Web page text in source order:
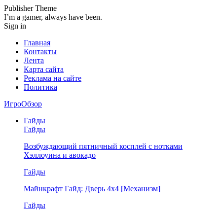
Publisher Theme
I’m a gamer, always have been.
Sign in
Главная
Контакты
Лента
Карта сайта
Реклама на сайте
Политика
ИгроОбзор
Гайды
Гайды
Возбуждающий пятничный косплей с нотками
Хэллоуина и авокадо
Гайды
Майнкрафт Гайд: Дверь 4х4 [Механизм]
Гайды